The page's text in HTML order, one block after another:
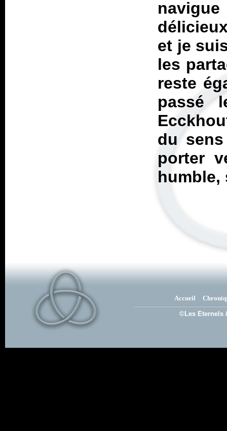
et je
les
reste
passé
du
porter
humble,
Accueil
©Les Eternels